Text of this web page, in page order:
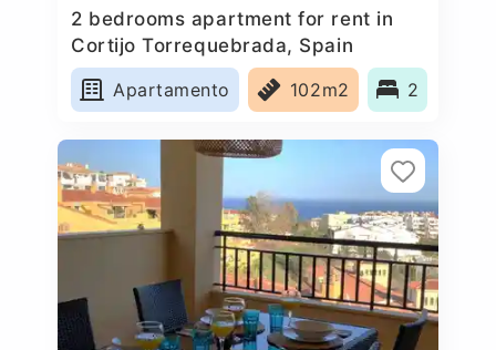
2 bedrooms apartment for rent in
Cortijo Torrequebrada, Spain
Apartamento
102m2 2